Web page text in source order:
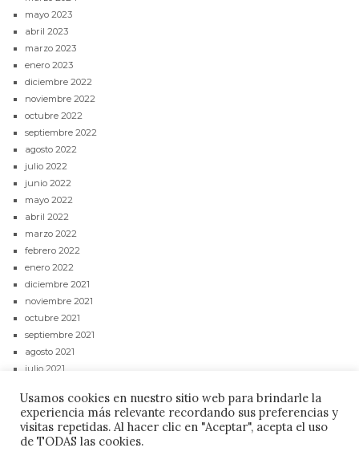
mayo 2023
abril 2023
marzo 2023
enero 2023
diciembre 2022
noviembre 2022
octubre 2022
septiembre 2022
agosto 2022
julio 2022
junio 2022
mayo 2022
abril 2022
marzo 2022
febrero 2022
enero 2022
diciembre 2021
noviembre 2021
octubre 2021
septiembre 2021
agosto 2021
julio 2021
mayo 2021
abril 2021
Usamos cookies en nuestro sitio web para brindarle la
experiencia más relevante recordando sus preferencias y
visitas repetidas. Al hacer clic en "Aceptar", acepta el uso
de TODAS las cookies.